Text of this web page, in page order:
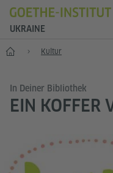
UKRAINE
Start Kultur
In Deiner Bibliothek
EIN KOFFER